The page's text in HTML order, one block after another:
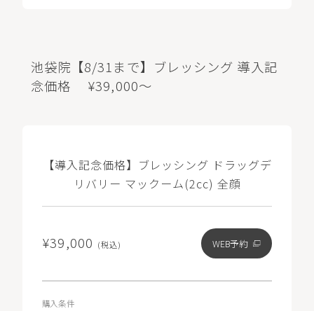
池袋院【8/31まで】ブレッシング 導入記
念価格 ¥39,000～
【導入記念価格】ブレッシング ドラッグデ
リバリー マックーム(2cc) 全顔
¥39,000 (税込) WEB予約
購入条件